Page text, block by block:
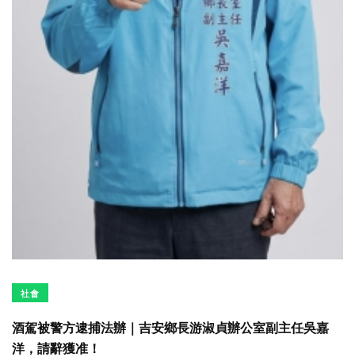
社會
酒駕被警方逮捕法辦｜吉安鄉長游淑貞辦公室副主任吳嘉
洋，請辭獲准！